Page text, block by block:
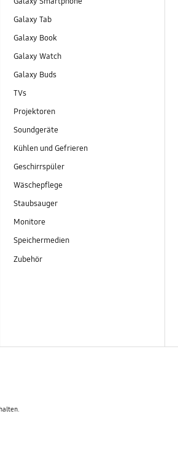
Galaxy Tab
Galaxy Book
Galaxy Watch
Galaxy Buds
TVs
Projektoren
Soundgeräte
Kühlen und Gefrieren
Geschirrspüler
Wäschepflege
Staubsauger
Monitore
Speichermedien
Zubehör